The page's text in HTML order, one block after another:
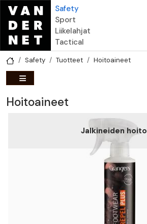
Hyppää pääsisältöön
Safety
Sport
Liikelahjat
Tactical
Safety Tuotteet Hoitoaineet
Hoitoaineet
Jalkineiden hoito